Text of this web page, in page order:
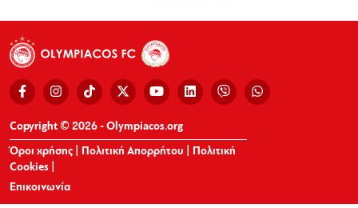
Copyright © 2026 - Olympiacos.org
Όροι χρήσης Πολιτική Απορρήτου
Πολιτική
Cookies
Επικοινωνία